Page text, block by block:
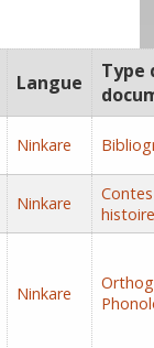
Langue
Type
Ninkare
Ninkare
Ninkare